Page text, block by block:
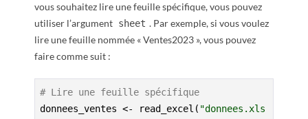
vous souhaitez lire une feuille spécifique, vous pouvez
utiliser l’argument sheet . Par exemple, si vous voulez
lire une feuille nommée « Ventes2023 », vous pouvez
faire comme suit :
# Lire une feuille spécifique
donnees_ventes <- read_excel( "donnees.xls